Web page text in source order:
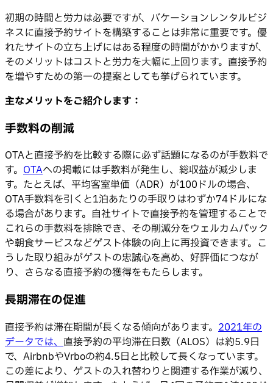
初期の時間と労力は必要ですが、バケーションレンタルビジ
ネスに直接予約サイトを構築することは非常に重要です。優
れたサイトの立ち上げにはある程度の時間がかかりますが、
そのメリットはコストと労力を大幅に上回ります。直接予約
を増やすための第一の提案としても挙げられています。
主なメリットをご紹介します：
手数料の削減
OTAと直接予約を比較する際に必ず話題になるのが手数料で
す。 OTAへの掲載には手数料が発生し、総収益が減少しま
す。たとえば、平均客室単価（ADR）が100ドルの場合、
OTA手数料を引くと1泊あたりの手取りはわずか74ドルにな
る場合があります。自社サイトで直接予約を管理することで
これらの手数料を排除でき、その削減分をウェルカムパック
や朝食サービスなどゲスト体験の向上に再投資できます。こ
うした取り組みがゲストの忠誠心を高め、好評価につなが
り、さらなる直接予約の獲得をもたらします。
長期滞在の促進
直接予約は滞在期間が長くなる傾向があります。 2021年の
データでは、直接予約の平均滞在日数（ALOS）は約5.9日
で、AirbnbやVrboの約4.5日と比較して長くなっています。
この差により、ゲストの入れ替わりと関連する作業が減り、